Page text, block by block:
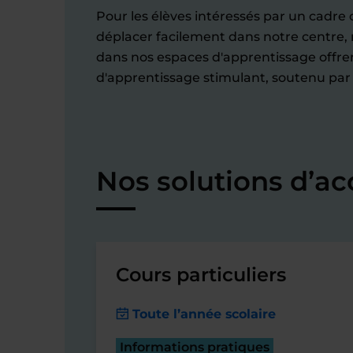
Pour les élèves intéressés par un
déplacer facilement dans notre centre,
dans nos espaces d'apprentissage
d'apprentissage stimulant, soutenu
Nos solutions
Cours particuliers
Toute l’année scolaire
Informations pratiques